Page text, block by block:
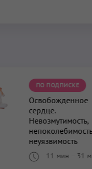
ПО ПОДПИСКЕ
Освобожденное
сердце.
Невозмутимость,
неуязвимость
11 мин – 31